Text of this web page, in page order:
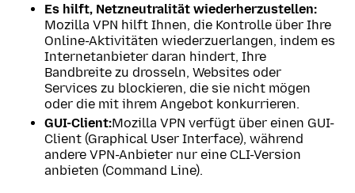
Es hilft, Netzneutralität wiederherzustellen:
Mozilla VPN hilft Ihnen, die Kontrolle über Ihre
Online-Aktivitäten wiederzuerlangen, indem es
Internetanbieter daran hindert, Ihre
Bandbreite zu drosseln, Websites oder
Services zu blockieren, die sie nicht mögen
oder die mit ihrem Angebot konkurrieren.
GUI-Client:Mozilla VPN verfügt über einen GUI-
Client (Graphical User Interface), während
andere VPN-Anbieter nur eine CLI-Version
anbieten (Command Line).